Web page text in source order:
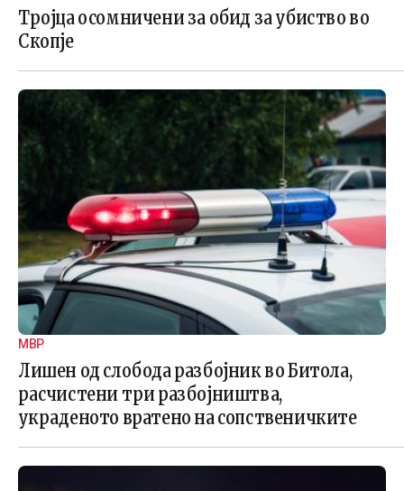
Тројца осомничени за обид за убиство во
Скопје
МВР
Лишен од слобода разбојник во Битола,
расчистени три разбојништва,
украденото вратено на сопственичките